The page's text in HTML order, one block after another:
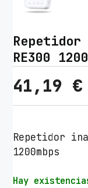
RE300
41,19 €
Repetidor
1200mbps
Hay